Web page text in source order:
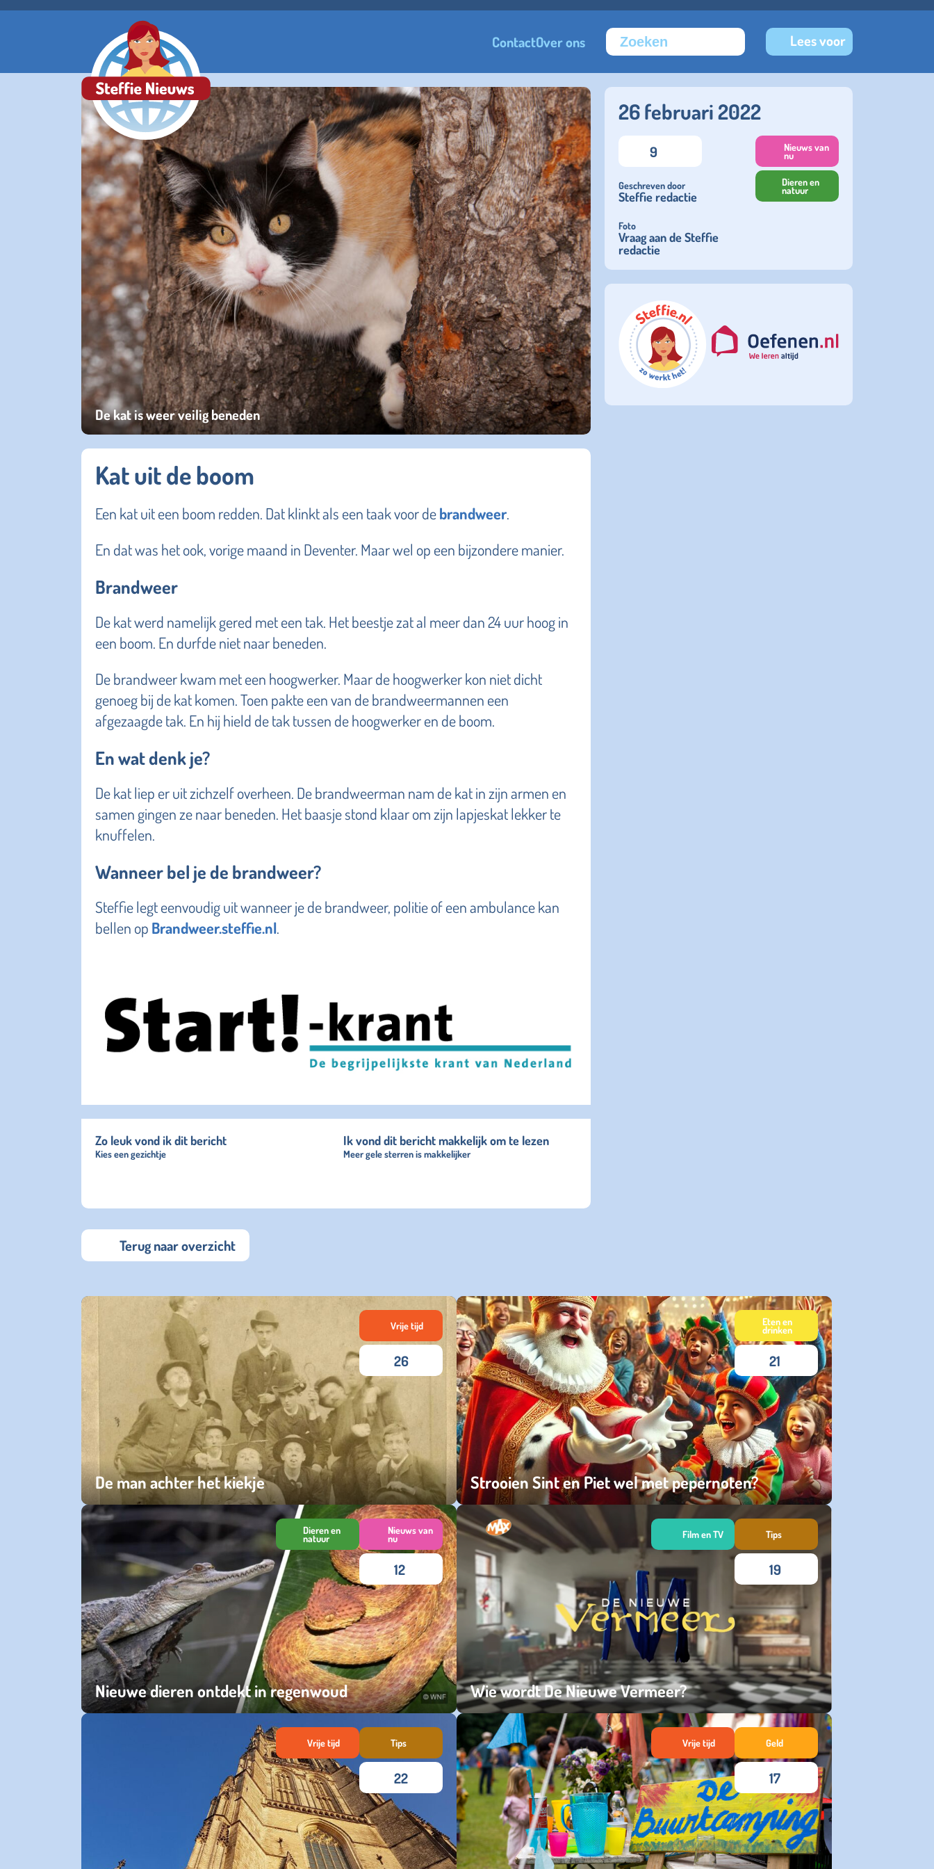
ContactOver ons Lees voor
De kat is weer veilig beneden
Kat uit de boom
Een kat uit een boom redden. Dat klinkt als een taak voor debrandweer.
En dat was het ook, vorige maand in Deventer. Maar wel op een bijzondere manier.
Brandweer
De kat werd namelijk gered met een tak. Het beestje zat al meer dan 24 uur hoog in
een boom. En durfde niet naar beneden.
De brandweer kwam met een hoogwerker. Maar de hoogwerker kon niet dicht
genoeg bij de kat komen. Toen pakte een van de brandweermannen een
afgezaagde tak. En hij hield de tak tussen de hoogwerker en de boom.
En wat denk je?
De kat liep er uit zichzelf overheen. De brandweerman nam de kat in zijn armen en
samen gingen ze naar beneden. Het baasje stond klaar om zijn lapjeskat lekker te
knuffelen.
Wanneer bel je de brandweer?
Steffie legt eenvoudig uit wanneer je de brandweer, politie of een ambulance kan
bellen op Brandweer.steffie.nl.
Zo leuk vond ik dit bericht
Kies een gezichtje
Ik vond dit bericht makkelijk om te lezen
Meer gele sterren is makkelijker
26 februari 2022
9
Geschreven door
Steffie redactie
Foto
Vraag aan de Steffie
redactie
Nieuws van
nu
Dieren en
natuur
Terug naar overzicht
De man achter het kiekje
woensdag 01 april 2026
Vrije tijd
26
Strooien Sint en Piet wel met pepernoten?
maandag 24 november 2025
Eten en
drinken
21
Nieuwe dieren ontdekt in regenwoud
vrijdag 06 december 2024
Dieren en
natuur
Nieuws van
nu
12
Wie wordt De Nieuwe Vermeer?
donderdag 09 februari 2023
Film en TV Tips
19
Vrije tijd Tips
22
Vrije tijd Geld
17